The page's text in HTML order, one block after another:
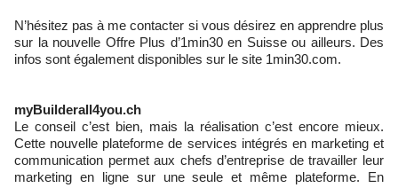
N’hésitez pas à me contacter si vous désirez en apprendre plus
sur la nouvelle Offre Plus d’1min30 en Suisse ou ailleurs. Des
infos sont également disponibles sur le site 1min30.com.
myBuilderall4you.ch
Le conseil c’est bien, mais la réalisation c’est encore mieux.
Cette nouvelle plateforme de services intégrés en marketing et
communication permet aux chefs d’entreprise de travailler leur
marketing en ligne sur une seule et même plateforme. En